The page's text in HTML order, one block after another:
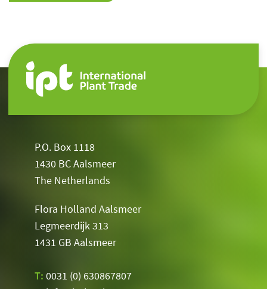
P.O. Box 1118
1430 BC Aalsmeer
The Netherlands
Flora Holland Aalsmeer
Legmeerdijk 313
1431 GB Aalsmeer
T: 0031 (0) 630867807